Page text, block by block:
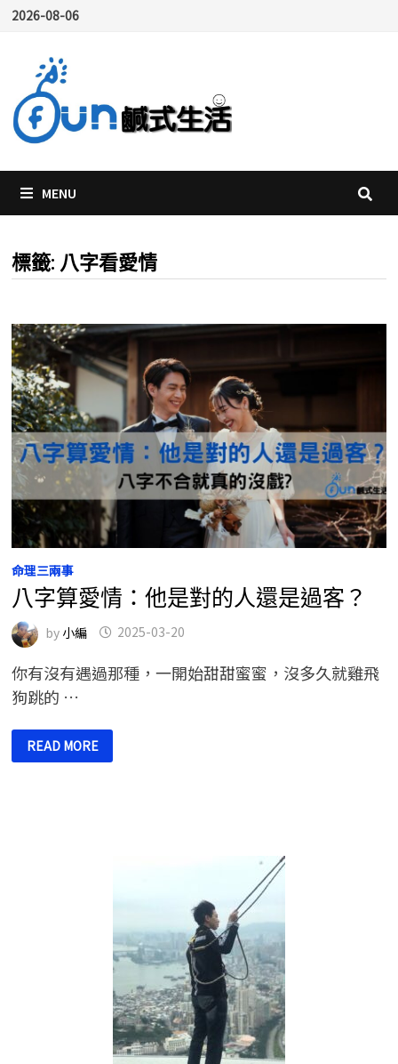
Skip
content
2026-08-06
MENU
標籤: 八字看愛情
命理三兩事
八字算愛情：他是對的人還是過客？
by 小編 2025-03-20
你有沒有遇過那種，一開始甜甜蜜蜜，沒多久就雞飛
狗跳的 …
八
字
算
READ MORE